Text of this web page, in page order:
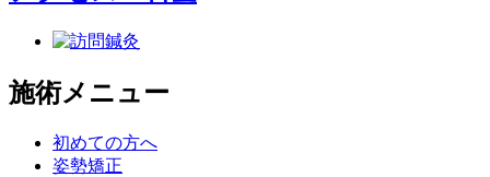
施術メニュー
初めての方へ
姿勢矯正